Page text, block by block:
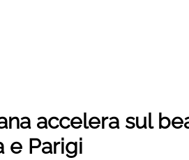
accelera sul
e Parigi